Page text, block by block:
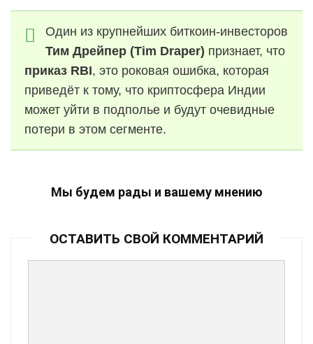
Один из крупнейших биткоин-инвесторов
Тим Дрейпер (Tim Draper) признает, что
приказ RBI, это роковая ошибка, которая
приведёт к тому, что криптосфера Индии
может уйти в подполье и будут очевидные
потери в этом сегменте.
Мы будем рады и вашему мнению
ОСТАВИТЬ СВОЙ КОММЕНТАРИЙ